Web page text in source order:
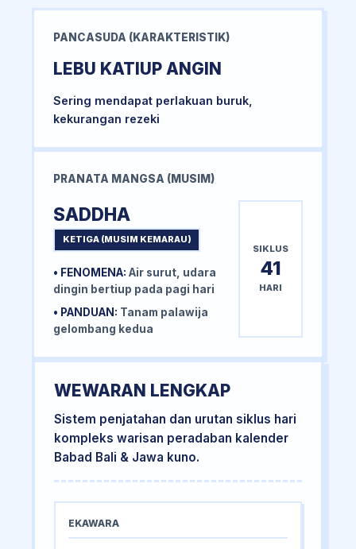
PANCASUDA (KARAKTERISTIK)
LEBU KATIUP ANGIN
Sering mendapat perlakuan buruk,
kekurangan rezeki
PRANATA MANGSA (MUSIM)
SADDHA
KETIGA (MUSIM KEMARAU)
• FENOMENA: Air surut, udara
dingin bertiup pada pagi hari
• PANDUAN: Tanam palawija
gelombang kedua
SIKLUS
41
HARI
WEWARAN LENGKAP
Sistem penjatahan dan urutan siklus hari
kompleks warisan peradaban kalender
Babad Bali & Jawa kuno.
EKAWARA